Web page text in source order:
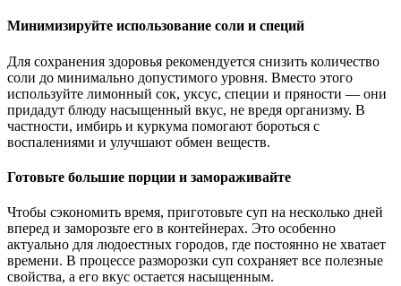
Минимизируйте использование соли и специй
Для сохранения здоровья рекомендуется снизить количество
соли до минимально допустимого уровня. Вместо этого
используйте лимонный сок, уксус, специи и пряности — они
придадут блюду насыщенный вкус, не вредя организму. В
частности, имбирь и куркума помогают бороться с
воспалениями и улучшают обмен веществ.
Готовьте большие порции и замораживайте
Чтобы сэкономить время, приготовьте суп на несколько дней
вперед и заморозьте его в контейнерах. Это особенно
актуально для людоестных городов, где постоянно не хватает
времени. В процессе разморозки суп сохраняет все полезные
свойства, а его вкус остается насыщенным.